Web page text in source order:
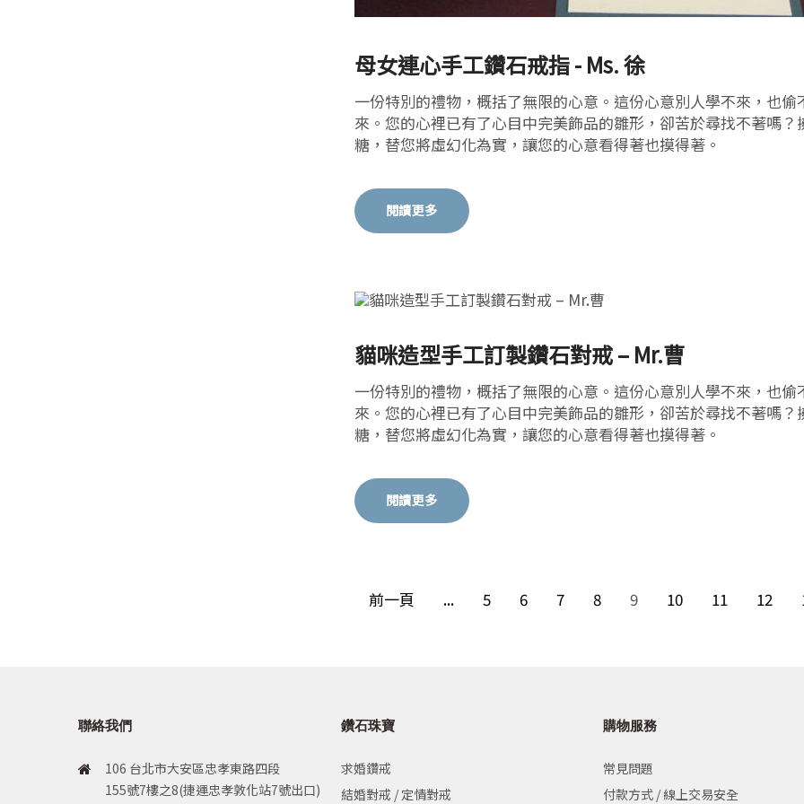
母女連心手工鑽石戒指 - Ms. 徐
一份特別的禮物，概括了無限的心意。這份心意別人學不來，也
來。您的心裡已有了心目中完美飾品的雛形，卻苦於尋找不著嗎
糖，替您將虛幻化為實，讓您的心意看得著也摸得著。
閱讀更多
貓咪造型手工訂製鑽石對戒 – Mr.曹
一份特別的禮物，概括了無限的心意。這份心意別人學不來，也
來。您的心裡已有了心目中完美飾品的雛形，卻苦於尋找不著嗎
糖，替您將虛幻化為實，讓您的心意看得著也摸得著。
閱讀更多
前一頁 ... 5 6 7 8 9 10 11 12
聯絡我們
106 台北市大安區忠孝東路四段
155號7樓之8(捷運忠孝敦化站7號出口)
鑽石珠寶
求婚鑽戒
結婚對戒 / 定情對戒
購物服務
常見問題
付款方式 / 線上交易安全